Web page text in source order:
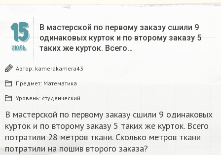
15
ИЮЛЬ
В мастерской по первому заказу сшили 9
одинаковых курток и по второму заказу 5
таких же курток. Всего…
Автор: kamerakamera43
Предмет: Математика
Уровень: студенческий
В мастерской по первому заказу сшили 9 одинаковых
курток и по второму заказу 5 таких же курток. Всего
потратили 28 метров ткани. Сколько метров ткани
потратили на пошив второго заказа?